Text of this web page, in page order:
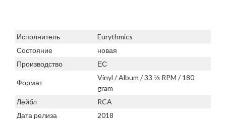
Исполнитель
Eurythmics
Состояние
новая
Производство
ЕС
Формат
Vinyl / Album / 33 ⅓ RPM / 180
gram
Лейбл
RCA
Дата релиза
2018